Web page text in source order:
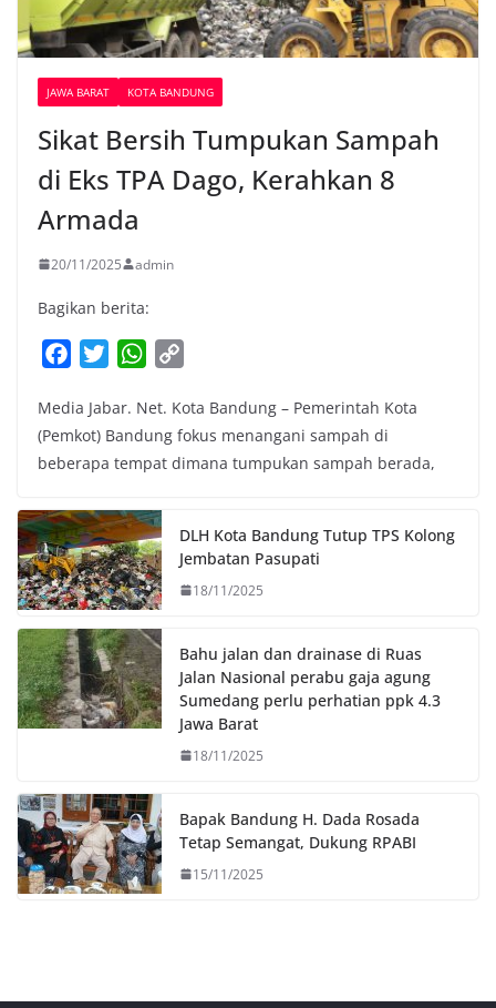
JAWA BARAT KOTA BANDUNG
Sikat Bersih Tumpukan Sampah
di Eks TPA Dago, Kerahkan 8
Armada
20/11/2025 admin
Bagikan berita:
c
e
b
o
k
i
t
t
r
W
a
t
s
p
p
p
y
L
n
k
Media Jabar. Net. Kota Bandung – Pemerintah Kota
(Pemkot) Bandung fokus menangani sampah di
beberapa tempat dimana tumpukan sampah berada,
DLH Kota Bandung Tutup TPS Kolong
Jembatan Pasupati
18/11/2025
Bahu jalan dan drainase di Ruas
Jalan Nasional perabu gaja agung
Sumedang perlu perhatian ppk 4.3
Jawa Barat
18/11/2025
Bapak Bandung H. Dada Rosada
Tetap Semangat, Dukung RPABI
15/11/2025